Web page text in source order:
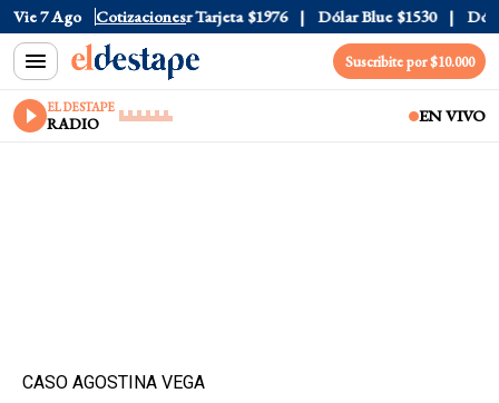
Vie 7 Ago Cotizaciones
$1520 Dólar Tarjeta $1976 Dólar Blue $1530 Dólar
Suscribite por $10.000
EL DESTAPE
RADIO EN VIVO
CASO AGOSTINA VEGA